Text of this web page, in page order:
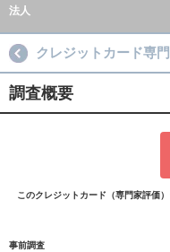
法人
クレジットカード専
調査概要
このクレジットカード（専門家評価
事前調査